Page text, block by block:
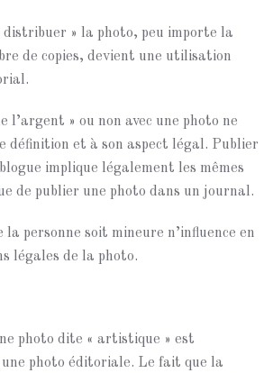
distribuer » la photo, peu importe la
de copies, devient une utilisation
l’argent » ou non avec une photo ne
définition et à son aspect légal. Publier
implique légalement les mêmes
de publier une photo dans un journal.
personne soit mineure n’influence en
légales de la photo.
photo dite « artistique » est
une photo éditoriale. Le fait que la